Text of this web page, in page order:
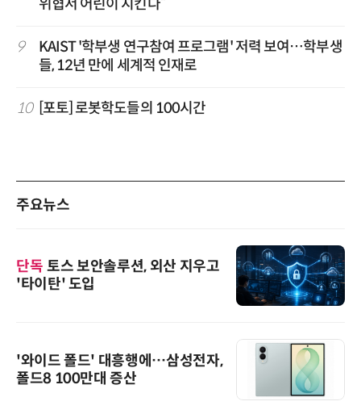
위협서 어린이 지킨다”
9
KAIST '학부생 연구참여 프로그램' 저력 보여…학부생
들, 12년 만에 세계적 인재로
10 [포토] 로봇학도들의 100시간
주요뉴스
단독 토스 보안솔루션, 외산 지우고
'타이탄' 도입
'와이드 폴드' 대흥행에…삼성전자,
폴드8 100만대 증산